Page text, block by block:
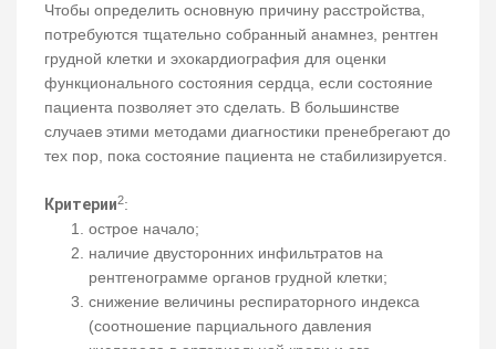
Чтобы определить основную причину расстройства,
потребуются тщательно собранный анамнез, рентген
грудной клетки и эхокардиография для оценки
функционального состояния сердца, если состояние
пациента позволяет это сделать. В большинстве
случаев этими методами диагностики пренебрегают до
тех пор, пока состояние пациента не стабилизируется.
Критерии2:
острое начало;
наличие двусторонних инфильтратов на
рентгенограмме органов грудной клетки;
снижение величины респираторного индекса
(соотношение парциального давления